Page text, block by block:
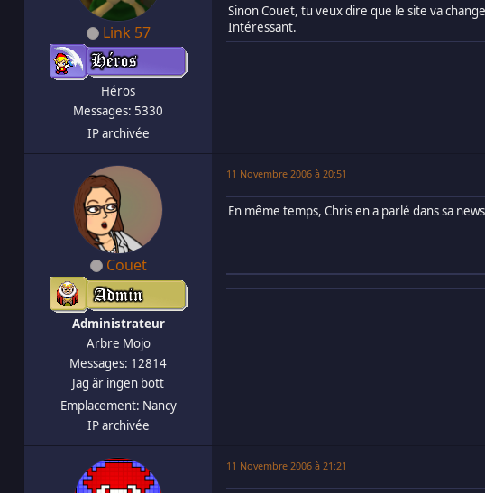
Link 57
Héros
Messages: 5330
IP archivée
Sinon Couet, tu veux dire que le site va
Intéressant.
Couet
Administrateur
Arbre Mojo
Messages: 12814
Jag är ingen bott
Emplacement: Nancy
IP archivée
11 Novembre 2006 à 20:51
En même temps, Chris en a parlé dans sa news
11 Novembre 2006 à 21:21